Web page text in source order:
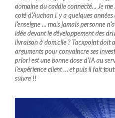
domaine du caddie connecté… Je
coté d’Auchan il y a quelques
l’enseigne … mais jamais personne
idée devant le développement des
livraison à domicile ? Tacxpoint doit
arguments pour convaincre ses
priori est une bonne dose d’IA au
l’expérience client … et puis il fait
suivre !!